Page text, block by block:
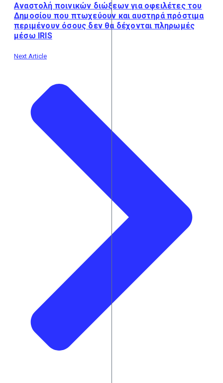
Αναστολή ποινικών διώξεων για οφειλέτες του
Δημοσίου που πτωχεύουν και αυστηρά πρόστιμα
περιμένουν όσους δεν θα δέχονται πληρωμές
μέσω IRIS
Next Article